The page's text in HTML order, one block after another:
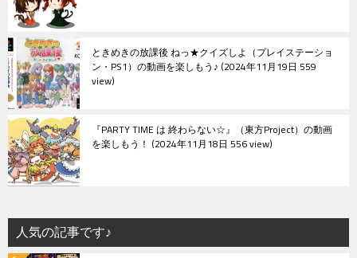
ときめきの放課後 ねっ★クイズしよ（プレイステーショ
ン・PS1）の動画を楽しもう♪ 2024年11月19日 559
view
『PARTY TIME は 終わらない☆』（東方Project）の動画
を楽しもう！ 2024年11月18日 556 view
人気の記事です♪